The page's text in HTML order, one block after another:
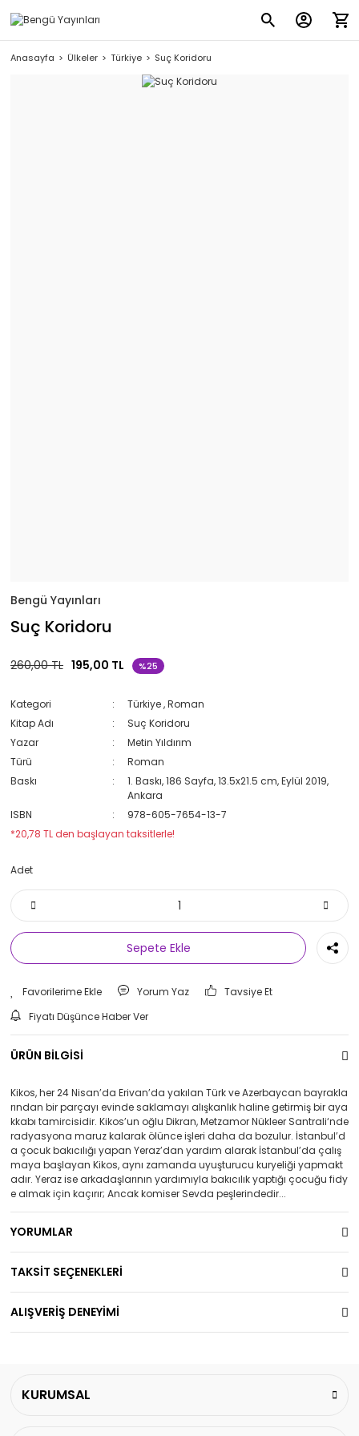
Anasayfa Ülkeler Türkiye Suç Koridoru
Bengü Yayınları
Suç Koridoru
260,00 TL 195,00 TL %25
Kategori Türkiye ,Roman
Kitap Adı
Suç Koridoru
Yazar
Metin Yıldırım
Türü
Roman
Baskı
1. Baskı, 186 Sayfa, 13.5x21.5 cm, Eylül 2019,
Ankara
ISBN
978-605-7654-13-7
*20,78 TL den başlayan taksitlerle!
Adet
Sepete Ekle
Yorum Yaz
Tavsiye Et
Fiyatı Düşünce Haber Ver
ÜRÜN BİLGİSİ
Kikos, her 24 Nisan’da Erivan’da yakılan Türk ve Azerbaycan bayrakla
rından bir parçayı evinde saklamayı alışkanlık haline getirmiş bir aya
kkabı tamircisidir. Kikos’un oğlu Dikran, Metzamor Nükleer Santrali‘nde
radyasyona maruz kalarak ölünce işleri daha da bozulur. İstanbul’d
a çocuk bakıcılığı yapan Yeraz’dan yardım alarak İstanbul’da çalış
maya başlayan Kikos, aynı zamanda uyuşturucu kuryeliği yapmakt
adır. Yeraz ise arkadaşlarının yardımıyla bakıcılık yaptığı çocuğu fidy
e almak için kaçırır; Ancak komiser Sevda peşlerindedir...
YORUMLAR
TAKSİT SEÇENEKLERİ
ALIŞVERİŞ DENEYİMİ
KURUMSAL